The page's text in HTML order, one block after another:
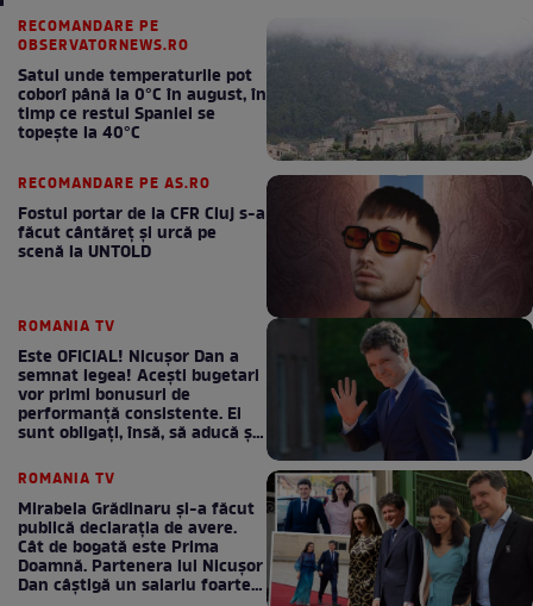
RECOMANDARE PE
OBSERVATORNEWS.RO
Satul unde temperaturile pot
coborî până la 0°C în august, în
timp ce restul Spaniei se
topește la 40°C
RECOMANDARE PE AS.RO
Fostul portar de la CFR Cluj s-a
făcut cântăreţ şi urcă pe
scenă la UNTOLD
ROMANIA TV
Este OFICIAL! Nicușor Dan a
semnat legea! Acești bugetari
vor primi bonusuri de
performanță consistente. Ei
sunt obligați, însă, să aducă și
ROMANIA TV
Mirabela Grădinaru și-a făcut
publică declarația de avere.
Cât de bogată este Prima
Doamnă. Partenera lui Nicușor
Dan câștigă un salariu foarte